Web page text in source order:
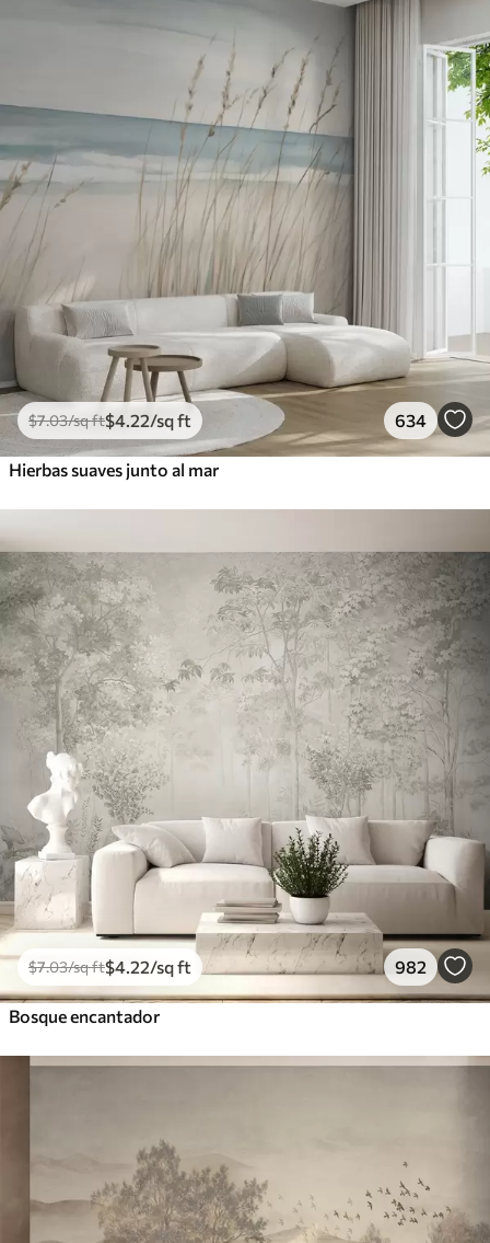
$7.03/sq ft$4 .22/sq ft 634
Hierbas suaves junto al mar
$7.03/sq ft$4 .22/sq ft 982
Bosque encantador